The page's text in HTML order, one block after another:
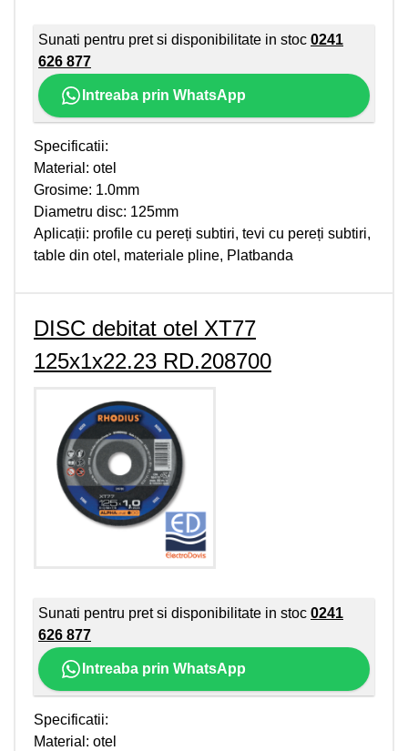
Sunati pentru pret si disponibilitate in stoc 0241
626 877
Intreaba prin WhatsApp
Specificatii:
Material: otel
Grosime: 1.0mm
Diametru disc: 125mm
Aplicații: profile cu pereți subtiri, tevi cu pereți subtiri,
table din otel, materiale pline, Platbanda
DISC debitat otel XT77
125x1x22.23 RD.208700
Sunati pentru pret si disponibilitate in stoc 0241
626 877
Intreaba prin WhatsApp
Specificatii:
Material: otel